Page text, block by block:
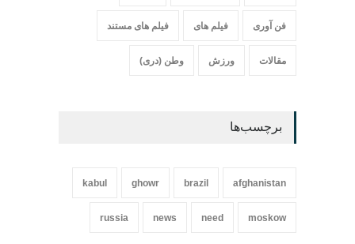
فن آوری فیلم های فیلم های مستند
مقالات ورزش وطن (دری)
برچسب‌ها
afghanistan
brazil
ghowr
kabul
moskow
need
news
russia